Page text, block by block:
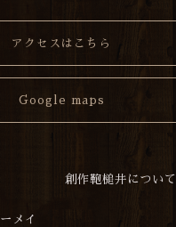
アクセスはこちら
Google maps
創作鞄槌井について
メイ